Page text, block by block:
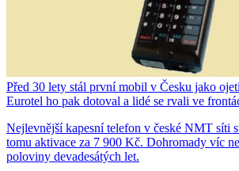
Před 30 lety stál první mobil v Česku jako
Eurotel ho pak dotoval a lidé se rvali ve
Nejlevnější kapesní telefon v české NMT síti
tomu aktivace za 7 900 Kč. Dohromady víc
poloviny devadesátých let.